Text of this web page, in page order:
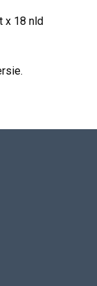
x 18 nld